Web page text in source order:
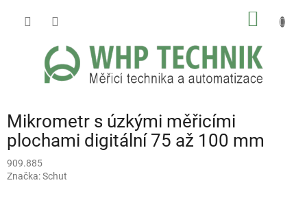
Mikrometr s úzkými měřicími
plochami digitální 75 až 100 mm
909.885
Značka:Schut